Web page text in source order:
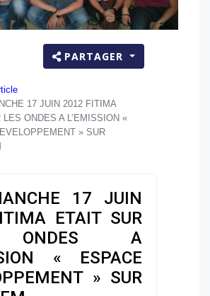
PARTAGER
17 JUIN 2012 FITIMA
LES ONDES A L’EMISSION «
» SUR
17 JUIN
ETAIT SUR
ONDES A
« ESPACE
» SUR